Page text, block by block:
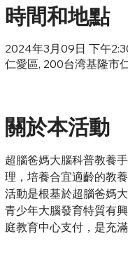
時間和地點
2024年3月09日 下午
仁愛區, 200台湾基隆市
關於本活動
超腦爸媽大腦科普教養
理，培養合宜適齡的教
活動是根基於超腦爸媽
青少年大腦發育特質有
庭教育中心支付，是充滿